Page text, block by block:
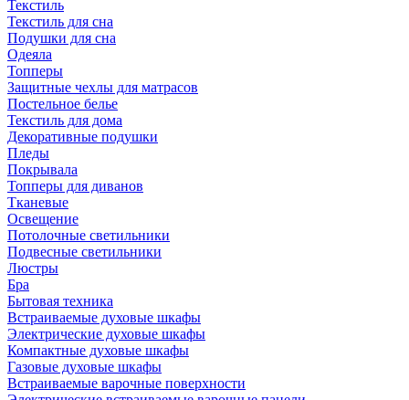
Текстиль
Текстиль для сна
Подушки для сна
Одеяла
Топперы
Защитные чехлы для матрасов
Постельное белье
Текстиль для дома
Декоративные подушки
Пледы
Покрывала
Топперы для диванов
Тканевые
Освещение
Потолочные светильники
Подвесные светильники
Люстры
Бра
Бытовая техника
Встраиваемые духовые шкафы
Электрические духовые шкафы
Компактные духовые шкафы
Газовые духовые шкафы
Встраиваемые варочные поверхности